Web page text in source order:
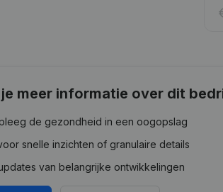
meer informatie over dit
de gezondheid in een oogopslag
snelle inzichten of granulaire details
van belangrijke ontwikkelingen